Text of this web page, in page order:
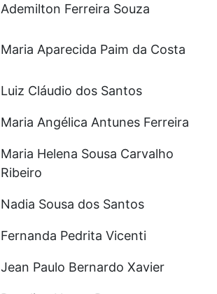
Ademilton Ferreira Souza
Maria Aparecida Paim da Costa
Luiz Cláudio dos Santos
Maria Angélica Antunes Ferreira
Maria Helena Sousa Carvalho
Ribeiro
Nadia Sousa dos Santos
Fernanda Pedrita Vicenti
Jean Paulo Bernardo Xavier